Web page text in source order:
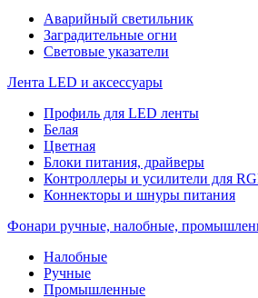
Аварийный светильник
Заградительные огни
Световые указатели
Лента LED и аксессуары
Профиль для LED ленты
Белая
Цветная
Блоки питания, драйверы
Контроллеры и усилители для
Коннекторы и шнуры питания
Фонари ручные, налобные,
Налобные
Ручные
Промышленные